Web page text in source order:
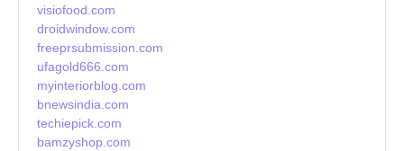
visiofood.com
droidwindow.com
freeprsubmission.com
ufagold666.com
myinteriorblog.com
bnewsindia.com
techiepick.com
bamzyshop.com